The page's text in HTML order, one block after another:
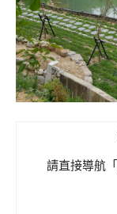
請直接導航「